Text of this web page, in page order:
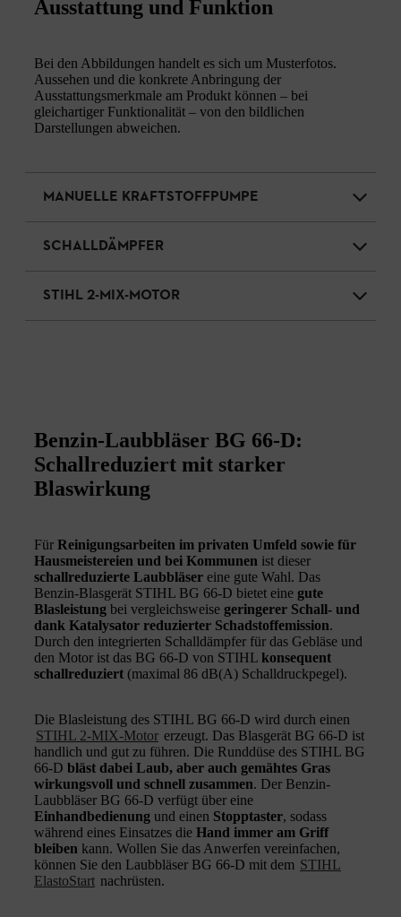
Ausstattung und Funktion
Bei den Abbildungen handelt es sich um Musterfotos.
Aussehen und die konkrete Anbringung der
Ausstattungsmerkmale am Produkt können – bei
gleichartiger Funktionalität – von den bildlichen
Darstellungen abweichen.
MANUELLE KRAFTSTOFFPUMPE
SCHALLDÄMPFER
STIHL 2-MIX-MOTOR
Benzin-Laubbläser BG 66-D:
Schallreduziert mit starker
Blaswirkung
Für Reinigungsarbeiten im privaten Umfeld sowie für
Hausmeistereien und bei Kommunen ist dieser
schallreduzierte Laubbläser eine gute Wahl. Das
Benzin-Blasgerät STIHL BG 66-D bietet eine gute
Blasleistung bei vergleichsweise geringerer Schall- und
dank Katalysator reduzierter Schadstoffemission.
Durch den integrierten Schalldämpfer für das Gebläse und
den Motor ist das BG 66-D von STIHL konsequent
schallreduziert (maximal 86 dB(A) Schalldruckpegel).
Die Blasleistung des STIHL BG 66-D wird durch einen
STIHL 2-MIX-Motor erzeugt. Das Blasgerät BG 66-D ist
handlich und gut zu führen. Die Runddüse des STIHL BG
66-D bläst dabei Laub, aber auch gemähtes Gras
wirkungsvoll und schnell zusammen. Der Benzin-
Laubbläser BG 66-D verfügt über eine
Einhandbedienung und einen Stopptaster, sodass
während eines Einsatzes die Hand immer am Griff
bleiben kann. Wollen Sie das Anwerfen vereinfachen,
können Sie den Laubbläser BG 66-D mit dem STIHL
ElastoStart nachrüsten.